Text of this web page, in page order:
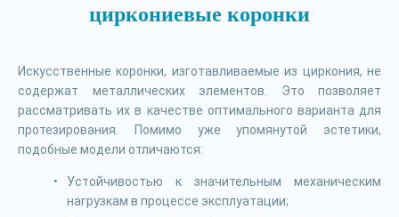
циркониевые коронки
Искусственные коронки, изготавливаемые из циркония, не
содержат металлических элементов. Это позволяет
рассматривать их в качестве оптимального варианта для
протезирования. Помимо уже упомянутой эстетики,
подобные модели отличаются:
Устойчивостью к значительным механическим
нагрузкам в процессе эксплуатации;